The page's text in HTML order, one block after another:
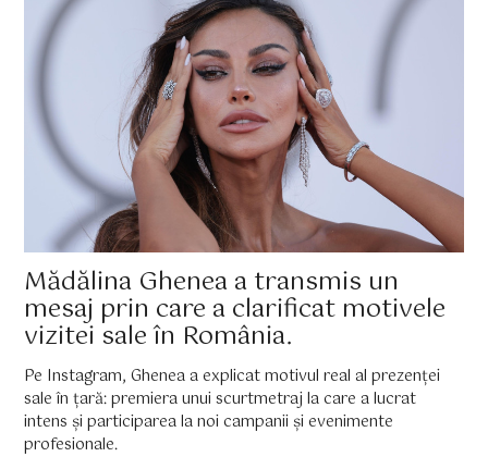
Mădălina Ghenea a transmis un
mesaj prin care a clarificat motivele
vizitei sale în România.
Pe Instagram, Ghenea a explicat motivul real al prezenței
sale în țară: premiera unui scurtmetraj la care a lucrat
intens și participarea la noi campanii și evenimente
profesionale.